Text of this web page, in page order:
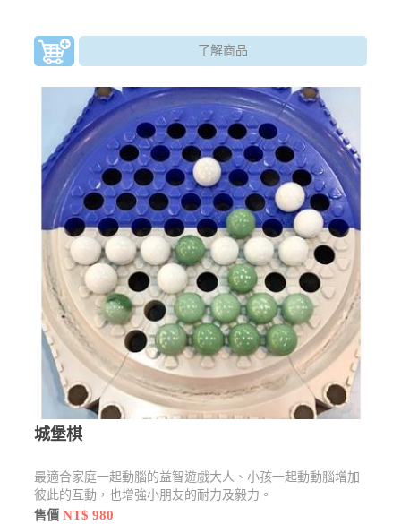
了解商品
城堡棋
最適合家庭一起動腦的益智遊戲大人、小孩一起動動腦增加
彼此的互動，也增強小朋友的耐力及毅力。
售價NT$ 980